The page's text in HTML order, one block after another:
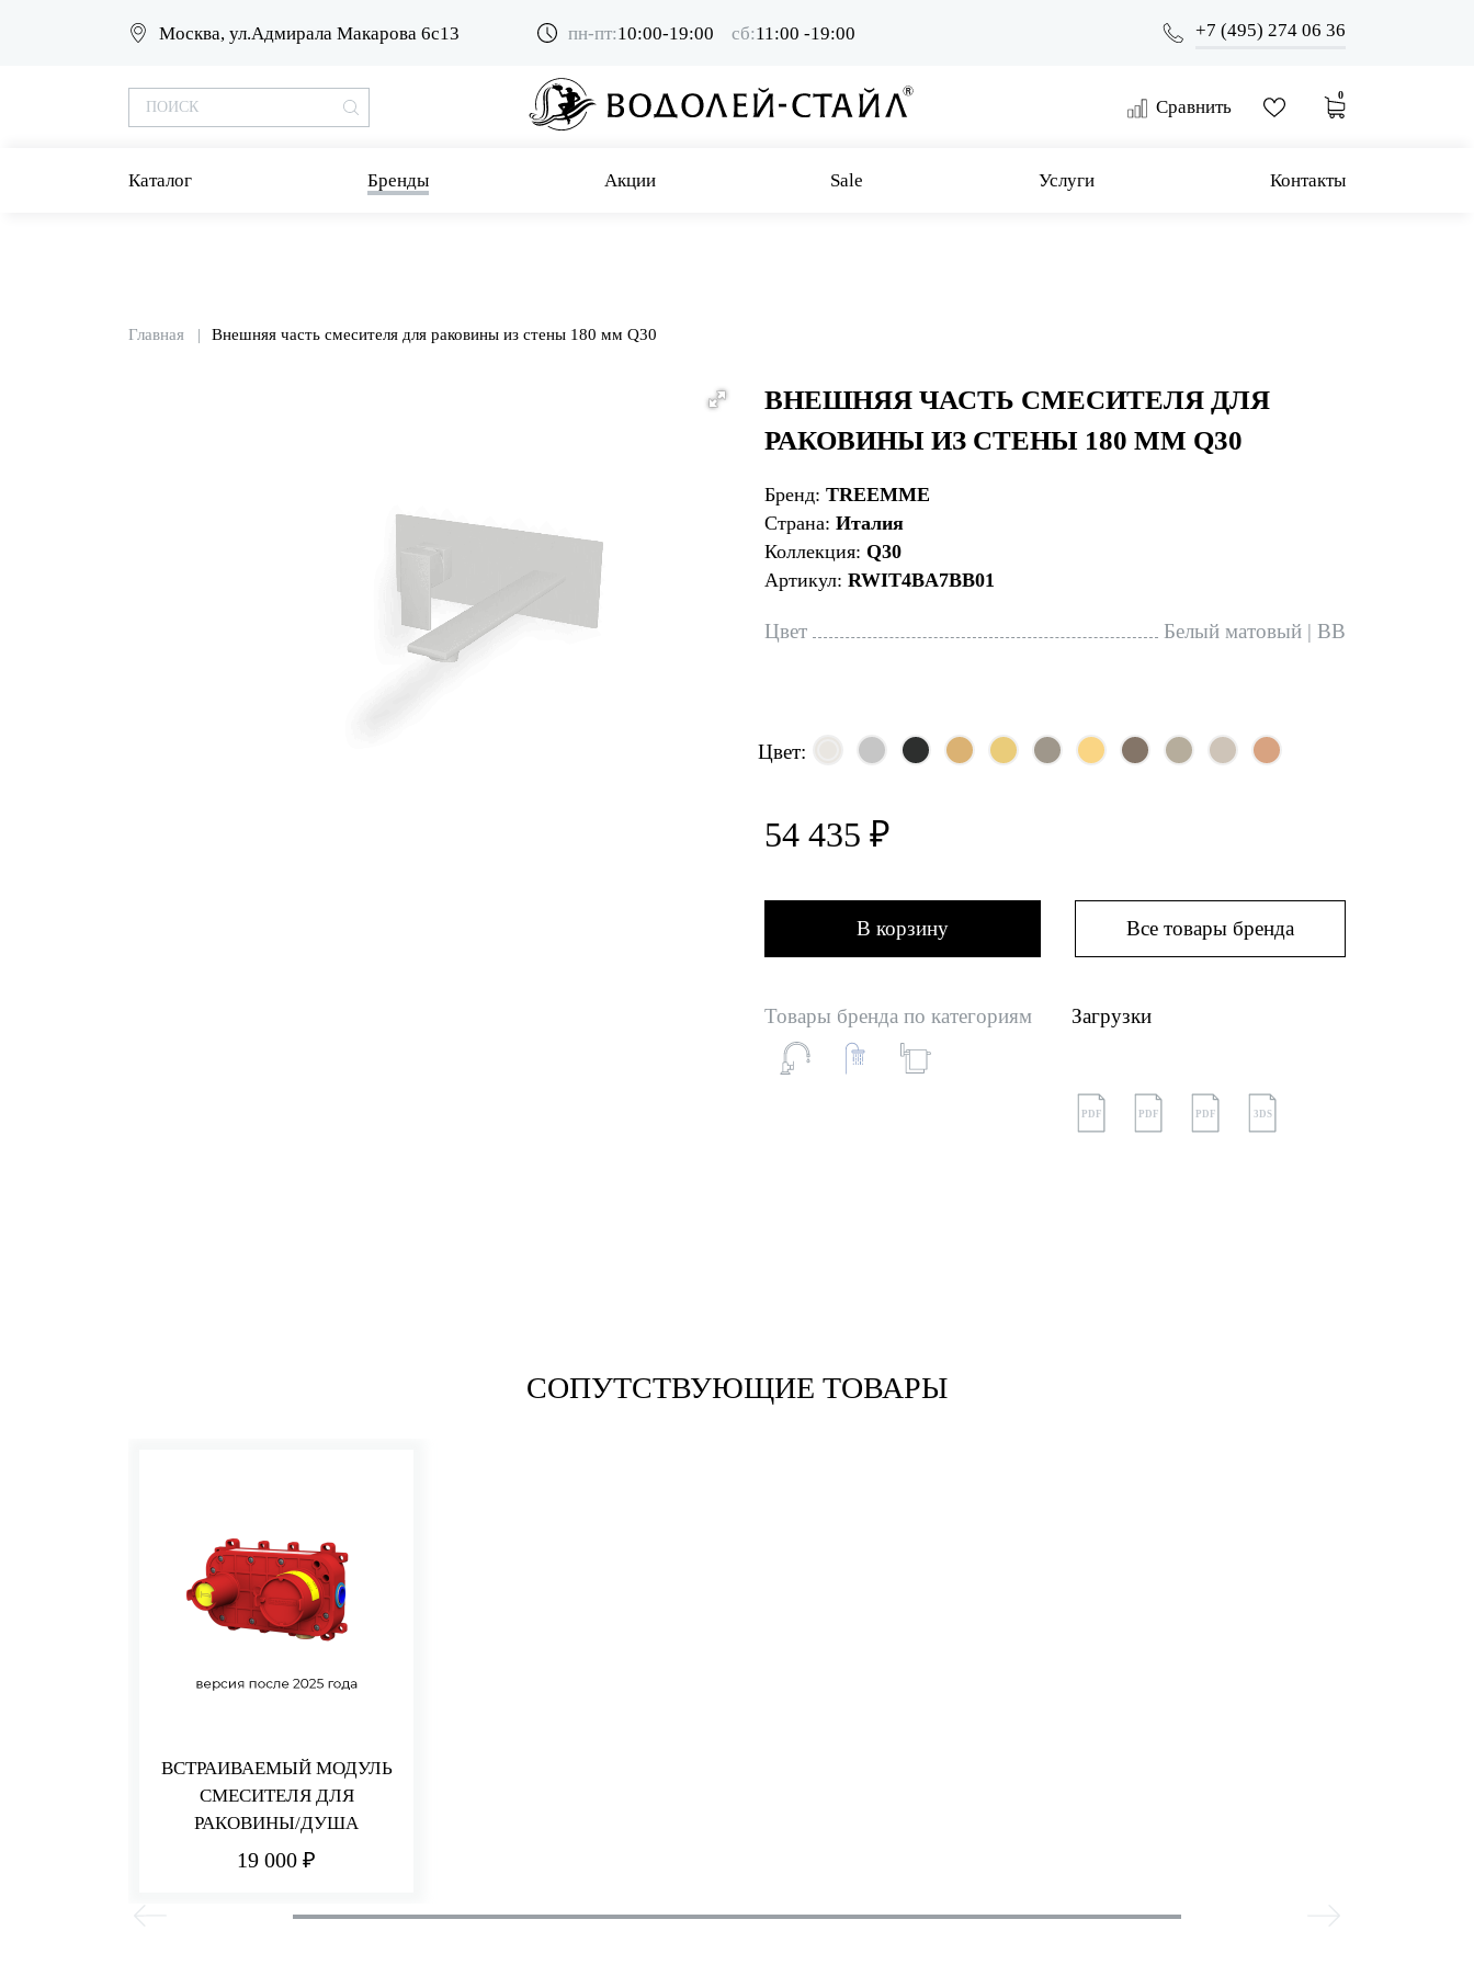
Москва, ул.Адмирала Макарова 6с13 пн-пт:10:00-19:00 сб:11:00 -19:00 +7 (495) 274 06 36
Сравнить
0
Каталог Бренды Акции Sale Услуги Контакты
Главная Внешняя часть смесителя для раковины из стены 180 мм Q30
ВНЕШНЯЯ ЧАСТЬ СМЕСИТЕЛЯ ДЛЯ
РАКОВИНЫ ИЗ СТЕНЫ 180 ММ Q30
Бренд: TREEMME
Страна: Италия
Коллекция: Q30
Артикул: RWIT4BA7BB01
Цвет Белый матовый | BB
Цвет:
54 435 ₽
В корзину Все товары бренда
Товары бренда по категориям Загрузки
PDF PDF PDF 3DS
СОПУТСТВУЮЩИЕ ТОВАРЫ
ВСТРАИВАЕМЫЙ МОДУЛЬ
СМЕСИТЕЛЯ ДЛЯ
РАКОВИНЫ/ДУША
19 000 ₽